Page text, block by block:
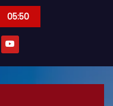
05:50